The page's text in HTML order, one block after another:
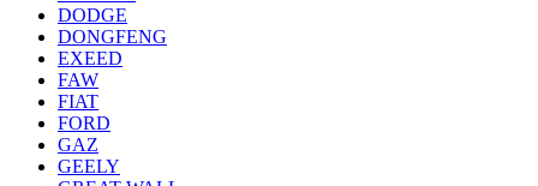
DODGE
DONGFENG
EXEED
FAW
FIAT
FORD
GAZ
GEELY